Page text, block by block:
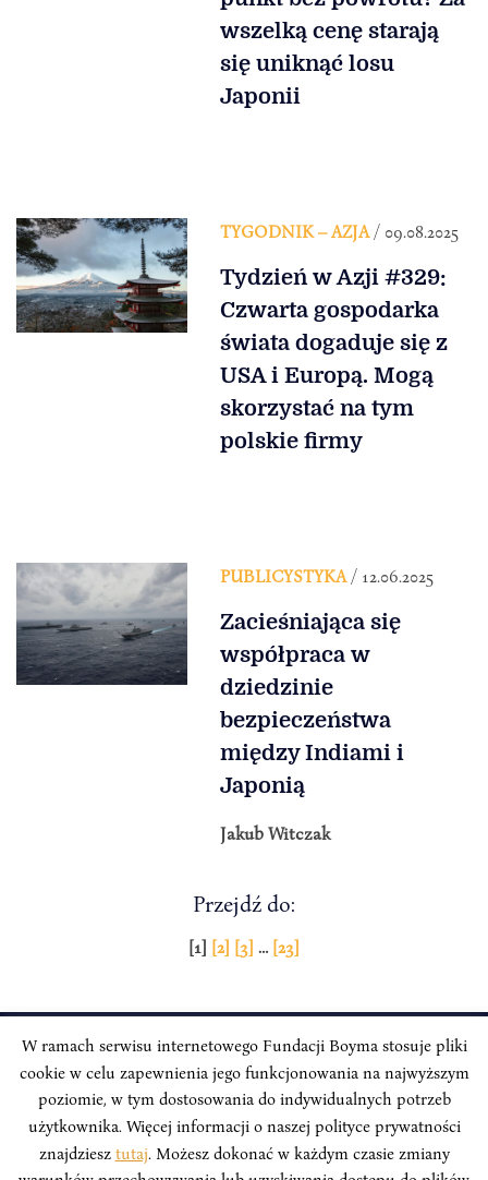
wszelką cenę starają
się uniknąć losu
Japonii
TYGODNIK – AZJA/ 09.08.2025
Tydzień w Azji #329:
Czwarta gospodarka
świata dogaduje się z
USA i Europą. Mogą
skorzystać na tym
polskie firmy
PUBLICYSTYKA/ 12.06.2025
Zacieśniająca się
współpraca w
dziedzinie
bezpieczeństwa
między Indiami i
Japonią
Jakub Witczak
Przejdź do:
Stronicowanie
[1] [2] [3] … [23]
INSTYTUT BOYMA / Asian Century
Adres korespondencyjny: ul. Freta 11/5, 00-027 Warszawa
Odwiedź nas w mediach społecznościowych:
W ramach serwisu internetowego Fundacji Boyma stosuje pliki
cookie w celu zapewnienia jego funkcjonowania na najwyższym
poziomie, w tym dostosowania do indywidualnych potrzeb
użytkownika. Więcej informacji o naszej polityce prywatności
znajdziesz tutaj. Możesz dokonać w każdym czasie zmiany